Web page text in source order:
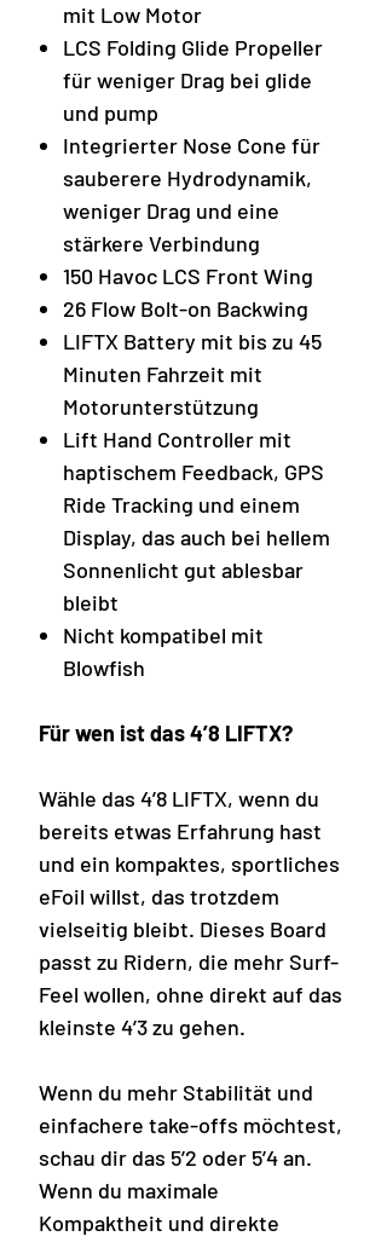
mit Low Motor
LCS Folding Glide Propeller
für weniger Drag bei glide
und pump
Integrierter Nose Cone für
sauberere Hydrodynamik,
weniger Drag und eine
stärkere Verbindung
150 Havoc LCS Front Wing
26 Flow Bolt-on Backwing
LIFTX Battery mit bis zu 45
Minuten Fahrzeit mit
Motorunterstützung
Lift Hand Controller mit
haptischem Feedback, GPS
Ride Tracking und einem
Display, das auch bei hellem
Sonnenlicht gut ablesbar
bleibt
Nicht kompatibel mit
Blowfish
Für wen ist das 4’8 LIFTX?
Wähle das 4’8 LIFTX, wenn du
bereits etwas Erfahrung hast
und ein kompaktes, sportliches
eFoil willst, das trotzdem
vielseitig bleibt. Dieses Board
passt zu Ridern, die mehr Surf-
Feel wollen, ohne direkt auf das
kleinste 4’3 zu gehen.
Wenn du mehr Stabilität und
einfachere take-offs möchtest,
schau dir das 5’2 oder 5’4 an.
Wenn du maximale
Kompaktheit und direkte